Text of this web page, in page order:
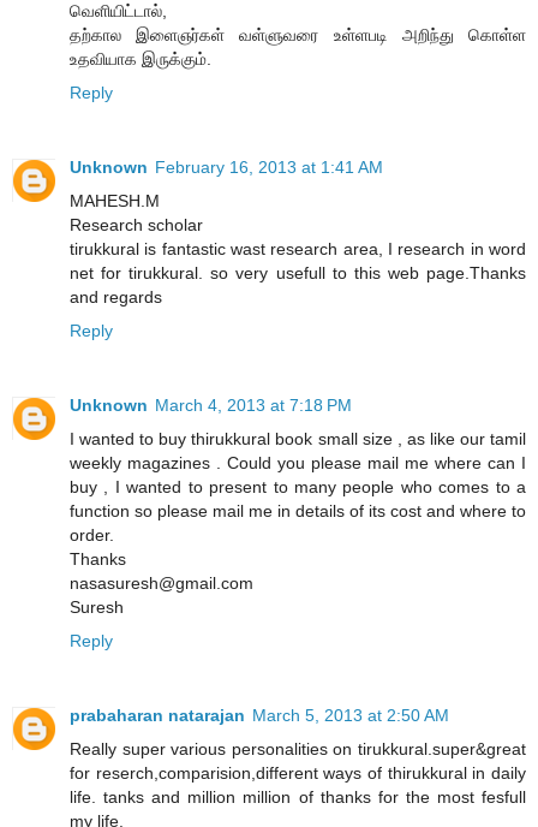
வெளியிட்டால்,
தற்கால இளைஞர்கள் வள்ளுவரை உள்ளபடி அறிந்து கொள்ள
உதவியாக இருக்கும்.
Reply
Unknown February 16, 2013 at 1:41 AM
MAHESH.M
Research scholar
tirukkural is fantastic wast research area, I research in word
net for tirukkural. so very usefull to this web page.Thanks
and regards
Reply
Unknown March 4, 2013 at 7:18 PM
I wanted to buy thirukkural book small size , as like our tamil
weekly magazines . Could you please mail me where can I
buy , I wanted to present to many people who comes to a
function so please mail me in details of its cost and where to
order.
Thanks
nasasuresh@gmail.com
Suresh
Reply
prabaharan natarajan March 5, 2013 at 2:50 AM
Really super various personalities on tirukkural.super&great
for reserch,comparision,different ways of thirukkural in daily
life. tanks and million million of thanks for the most fesfull
my life.